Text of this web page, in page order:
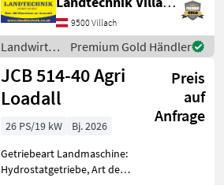
hydr. Geräteverriegelung
JCB Hoflader TM 110, mit
Teleskopausschub, Euro-
Aufnahme, hydr.
9500 Villach
Landwirtsch.
Motorfahrzeuge
/ JCB
Premium Gold Händler
JCB 514-40 Agri
Loadall
Preis
auf
Anfrage
26 PS/19 kW
Bj. 2026
Getriebeart Landmaschine:
Hydrostatgetriebe, Art der